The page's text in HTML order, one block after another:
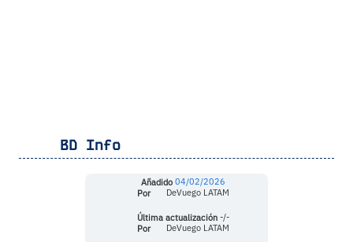
BD Info
Añadido 04/02/2026
Por
DeVuego LATAM
Última actualización -/-
Por
DeVuego LATAM